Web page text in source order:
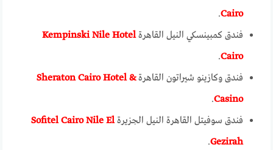
Cairo
.
فندق كمبينسكي النيل القاهرةKempinski Nile Hotel
Cairo
.
فندق وكازينو شيراتون القاهرةSheraton Cairo Hotel &
Casino
.
فندق سوفيتل القاهرة النيل الجزيرةSofitel Cairo Nile El
Gezirah
.